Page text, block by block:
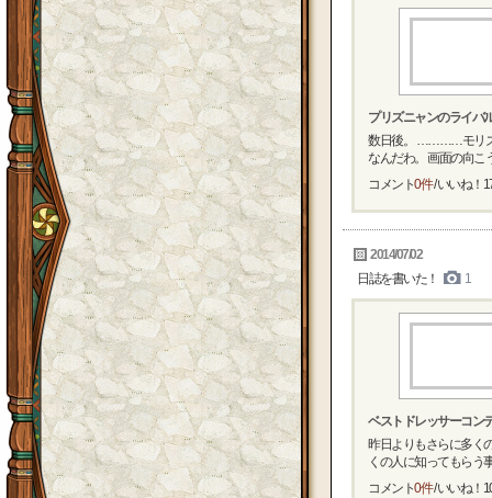
プリズニャンのライバ
数日後。 …………モリズ
なんだわ。 画面の向こ
コメント0件/ いいね！
2014/07/02
日誌を書いた！
1
ベストドレッサーコン
昨日よりもさらに多く
くの人に知ってもらう
コメント0件/ いいね！